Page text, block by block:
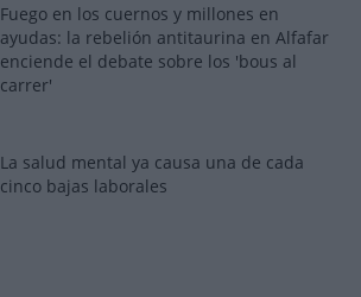
Fuego en los cuernos y millones en
ayudas: la rebelión antitaurina en Alfafar
enciende el debate sobre los 'bous al
carrer'
La salud mental ya causa una de cada
cinco bajas laborales